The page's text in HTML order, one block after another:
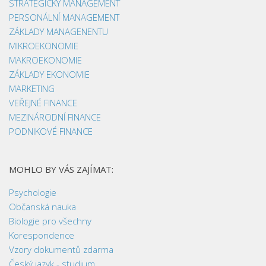
STRATEGICKÝ MANAGEMENT
PERSONÁLNÍ MANAGEMENT
ZÁKLADY MANAGENENTU
MIKROEKONOMIE
MAKROEKONOMIE
ZÁKLADY EKONOMIE
MARKETING
VEŘEJNÉ FINANCE
MEZINÁRODNÍ FINANCE
PODNIKOVÉ FINANCE
MOHLO BY VÁS ZAJÍMAT:
Psychologie
Občanská nauka
Biologie pro všechny
Korespondence
Vzory dokumentů zdarma
Český jazyk - studium